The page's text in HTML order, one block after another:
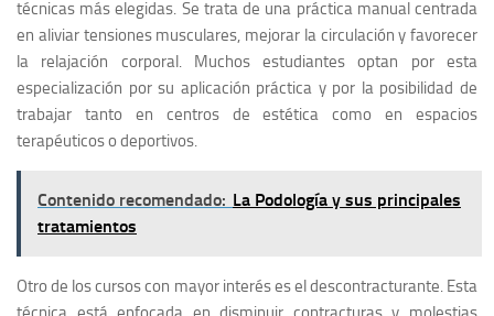
técnicas más elegidas. Se trata de una práctica manual centrada
en aliviar tensiones musculares, mejorar la circulación y favorecer
la relajación corporal. Muchos estudiantes optan por esta
especialización por su aplicación práctica y por la posibilidad de
trabajar tanto en centros de estética como en espacios
terapéuticos o deportivos.
Contenido recomendado: La Podología y sus principales
tratamientos
Otro de los cursos con mayor interés es el descontracturante. Esta